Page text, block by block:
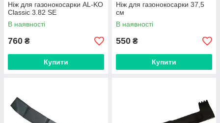
Ніж для газонокосарки AL-KO
Classic 3.82 SE
В наявності
760 ₴
Купити
Ніж для газонокосарки 37,5
см
В наявності
550 ₴
Купити